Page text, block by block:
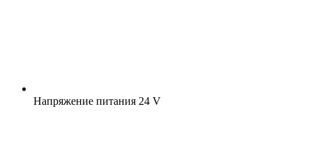
Напряжение питания 24 V